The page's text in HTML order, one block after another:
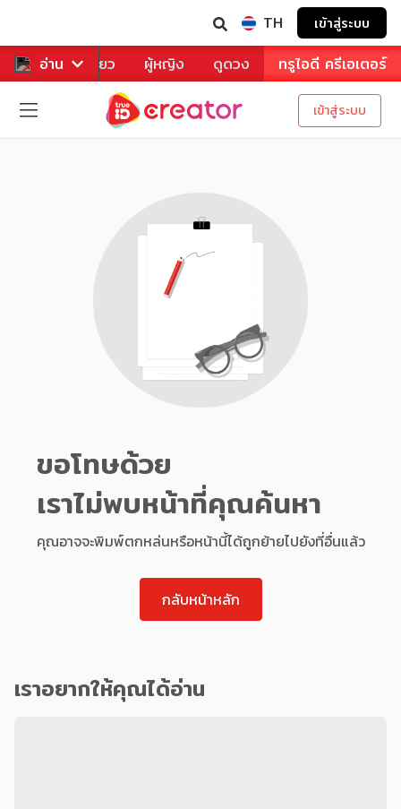
TH เข้าสู่ระบบ
อ่าน
หาร ท่องเที่ยว ผู้หญิง ดูดวง ทรูไอดี ครีเอเตอร์
เข้าสู่ระบบ
ขอโทษด้วย
เราไม่พบหน้าที่คุณค้นหา
คุณอาจจะพิมพ์ตกหล่นหรือหน้านี้ได้ถูกย้ายไปยังที่อื่นแล้ว
กลับหน้าหลัก
เราอยากให้คุณได้อ่าน